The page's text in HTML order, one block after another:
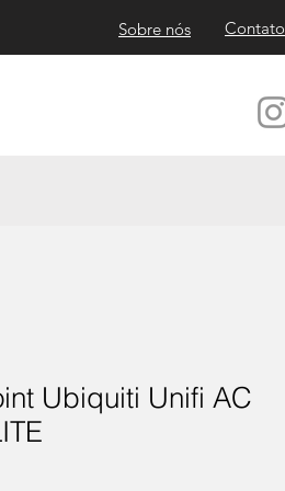
Sobre nós Contato
Ubiquiti Unifi AC